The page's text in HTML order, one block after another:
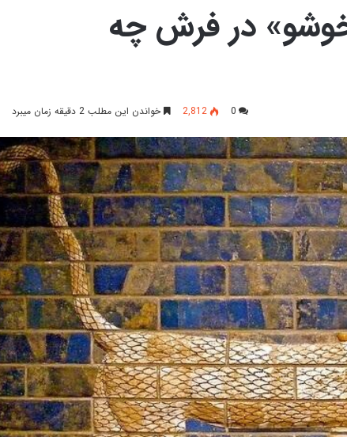
در فرش چه
0
2,812 خواندن این مطلب 2 دقیقه زمان میبرد